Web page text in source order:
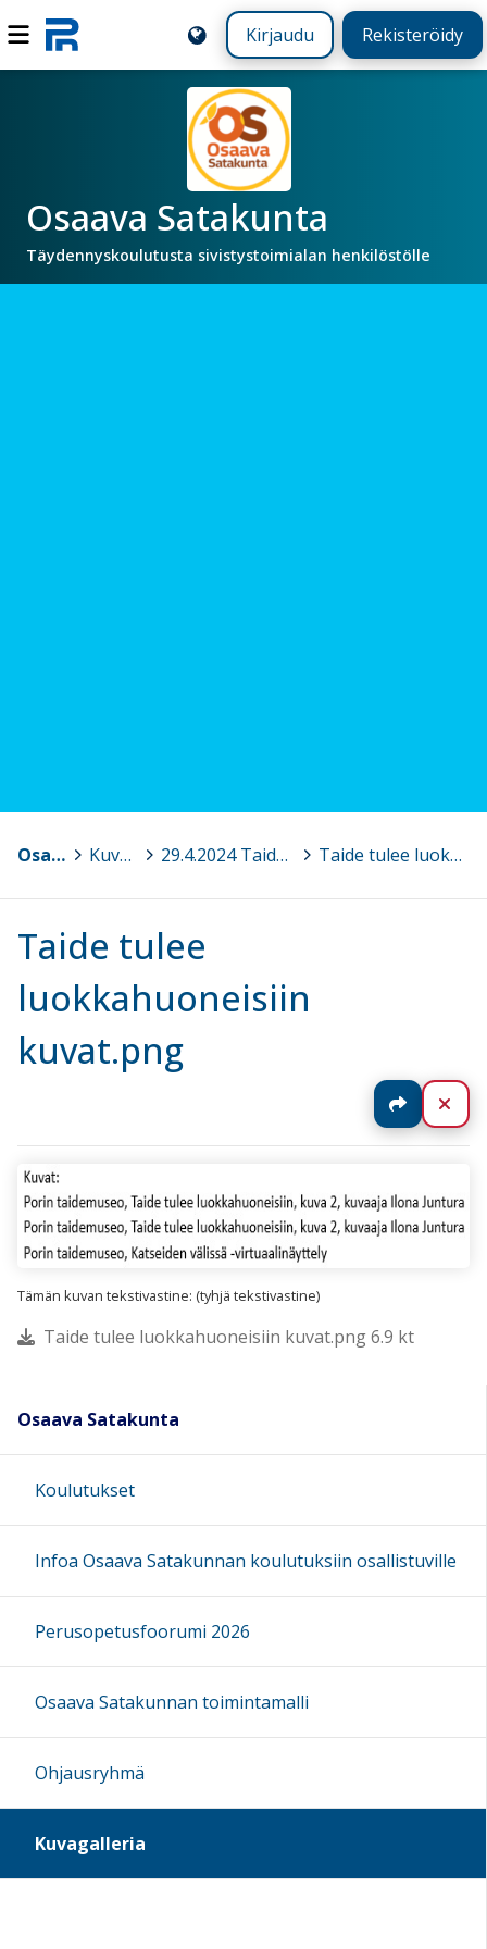
Kirjaudu Rekisteröidy
Osaava Satakunta
Täydennyskoulutusta sivistystoimialan henkilöstölle
Osaava Satakunta Kuvagalleria 29.4.2024 Taide tulee luokkahuoneisiin! Vinkkejä ja ideoita virtuaalisen taidesisällön käyttöön kuvataiteen opetuksessa (alakoulu ja esiopetus) Taide tulee luokkahuoneisiin kuvat.png
Taide tulee
luokkahuoneisiin
kuvat.png
Jaa
Tämän kuvan tekstivastine: (tyhjä tekstivastine)
Taide tulee luokkahuoneisiin kuvat.png 6.9 kt
Osaava Satakunta
Koulutukset
Infoa Osaava Satakunnan koulutuksiin osallistuville
Perusopetusfoorumi 2026
Osaava Satakunnan toimintamalli
Ohjausryhmä
Kuvagalleria